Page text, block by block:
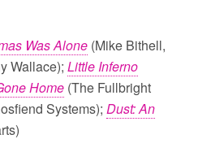
Was Alone (Mike Bithell,
Wallace); Little Inferno
Home (The Fullbright
Systems); Dust: An